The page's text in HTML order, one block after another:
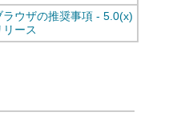
ラウザの推奨事項 - 5.0(x)
リース